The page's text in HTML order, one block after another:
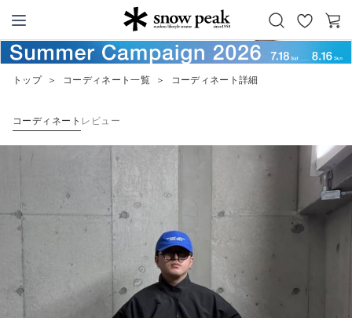
Snow Peak
お
気
カ
ー
トップ ＞ コーディネート一覧 ＞ コーディネート詳細
コーディネート レビュー